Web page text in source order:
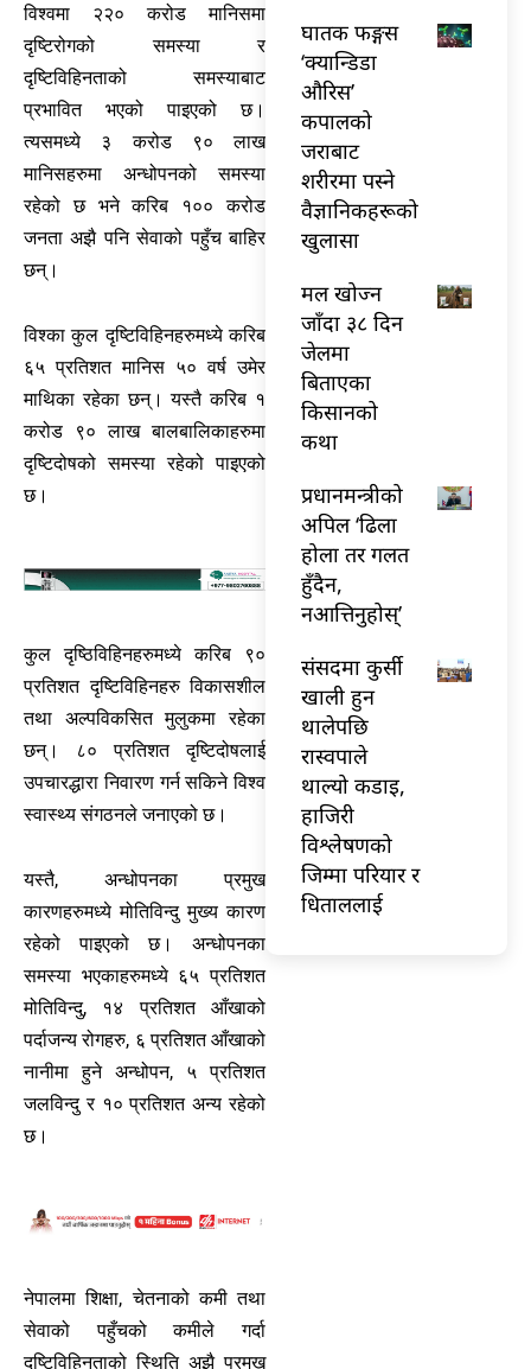
विश्वमा २२० करोड मानिसमा
दृष्टिरोगको समस्या र
दृष्टिविहिनताको समस्याबाट
प्रभावित भएको पाइएको छ।
त्यसमध्ये ३ करोड ९० लाख
मानिसहरुमा अन्धोपनको समस्या
रहेको छ भने करिब १०० करोड
जनता अझै पनि सेवाको पहुँच बाहिर
छन्।
विश्का कुल दृष्टिविहिनहरुमध्ये करिब
६५ प्रतिशत मानिस ५० वर्ष उमेर
माथिका रहेका छन्। यस्तै करिब १
करोड ९० लाख बालबालिकाहरुमा
दृष्टिदोषको समस्या रहेको पाइएको
छ।
कुल दृष्ठिविहिनहरुमध्ये करिब ९०
प्रतिशत दृष्टिविहिनहरु विकासशील
तथा अल्पविकसित मुलुकमा रहेका
छन्। ८० प्रतिशत दृष्टिदोषलाई
उपचारद्धारा निवारण गर्न सकिने विश्व
स्वास्थ्य संगठनले जनाएको छ।
यस्तै, अन्धोपनका प्रमुख
कारणहरुमध्ये मोतिविन्दु मुख्य कारण
रहेको पाइएको छ। अन्धोपनका
समस्या भएकाहरुमध्ये ६५ प्रतिशत
मोतिविन्दु, १४ प्रतिशत आँखाको
पर्दाजन्य रोगहरु, ६ प्रतिशत आँखाको
नानीमा हुने अन्धोपन, ५ प्रतिशत
जलविन्दु र १० प्रतिशत अन्य रहेको
छ।
नेपालमा शिक्षा, चेतनाको कमी तथा
सेवाको पहुँचको कमीले गर्दा
दृष्टिविहिनताको स्थिति अझै प्रमुख
घातक फङ्गस
‘क्यान्डिडा
औरिस’
कपालको
जराबाट
शरीरमा पस्ने
वैज्ञानिकहरूको
खुलासा
मल खोज्न
जाँदा ३८ दिन
जेलमा
बिताएका
किसानको
कथा
प्रधानमन्त्रीको
अपिल ‘ढिला
होला तर गलत
हुँदैन,
नआत्तिनुहोस्’
संसदमा कुर्सी
खाली हुन
थालेपछि
रास्वपाले
थाल्यो कडाइ,
हाजिरी
विश्लेषणको
जिम्मा परियार र
धिताललाई